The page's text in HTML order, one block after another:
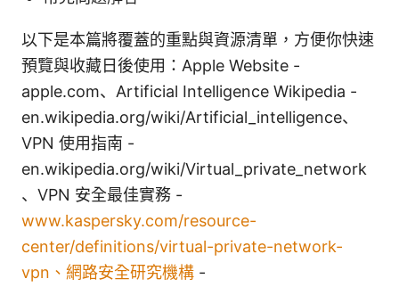
以下是本篇將覆蓋的重點與資源清單，方便你快速
預覽與收藏日後使用：Apple Website -
apple.com、Artificial Intelligence Wikipedia -
en.wikipedia.org/wiki/Artificial_intelligence、
VPN 使用指南 -
en.wikipedia.org/wiki/Virtual_private_network
、VPN 安全最佳實務 -
www.kaspersky.com/resource-
center/definitions/virtual-private-network-
vpn、網路安全研究機構 -